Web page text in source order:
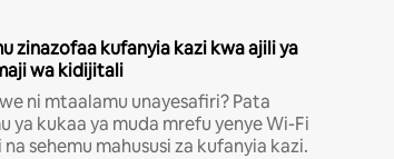
zinazofaa kufanyia kazi kwa ajili ya
wa kidijitali
ni mtaalamu unayesafiri? Pata
ya kukaa ya muda mrefu yenye Wi-Fi
na sehemu mahususi za kufanyia kazi.